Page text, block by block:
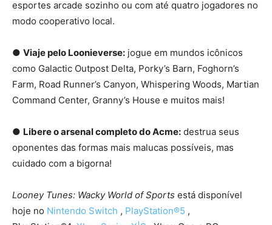
esportes arcade sozinho ou com até quatro jogadores no
modo cooperativo local.
● Viaje pelo Loonieverse: jogue em mundos icônicos
como Galactic Outpost Delta, Porky’s Barn, Foghorn’s
Farm, Road Runner’s Canyon, Whispering Woods, Martian
Command Center, Granny’s House e muitos mais!
● Libere o arsenal completo do Acme: destrua seus
oponentes das formas mais malucas possíveis, mas
cuidado com a bigorna!
Looney Tunes: Wacky World of Sports está disponível
hoje no Nintendo Switch , PlayStation®5 ,